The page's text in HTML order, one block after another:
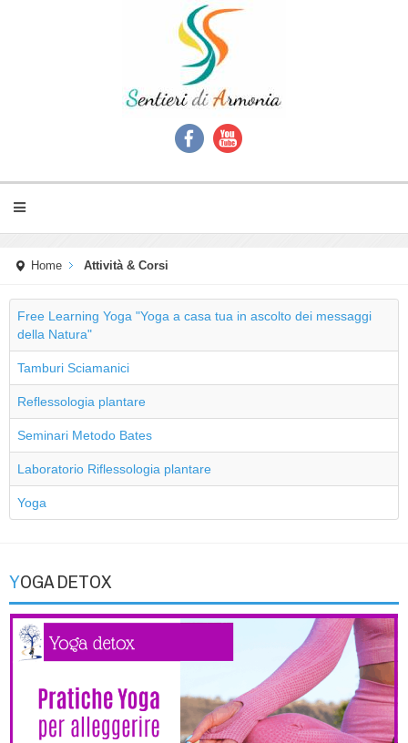
Home Attività & Corsi
Free Learning Yoga "Yoga a casa tua in ascolto dei messaggi
della Natura"
Tamburi Sciamanici
Reflessologia plantare
Seminari Metodo Bates
Laboratorio Riflessologia plantare
Yoga
YOGA DETOX